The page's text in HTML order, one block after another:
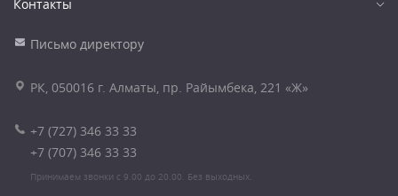
Контакты
Письмо директору
РК, 050016 г. Алматы, пр. Райымбека, 221 «Ж»
+7 (727) 346 33 33
+7 (707) 346 33 33
Принимаем звонки с 9.00 до 20.00. Без выходных.